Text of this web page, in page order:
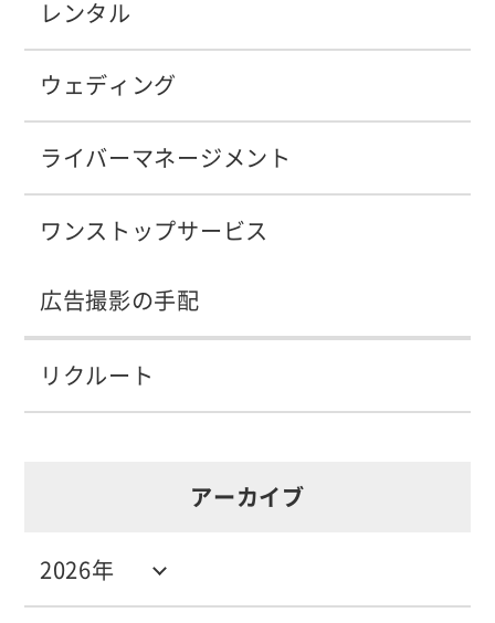
レンタル
ウェディング
ライバーマネージメント
ワンストップサービス
広告撮影の手配
リクルート
アーカイブ
2026年